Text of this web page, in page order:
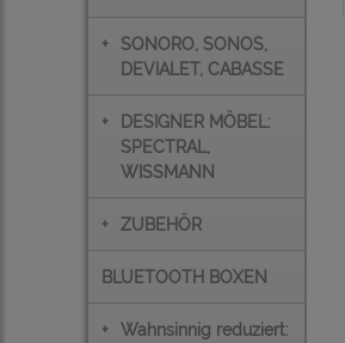
+
SONORO, SONOS,
DEVIALET, CABASSE
+
DESIGNER MÖBEL:
SPECTRAL,
WISSMANN
+ ZUBEHÖR
BLUETOOTH BOXEN
+ Wahnsinnig reduziert: